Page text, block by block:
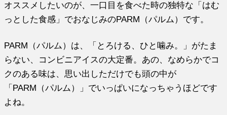
オススメしたいのが、一口目を食べた時の独特な「はむ
っとした食感」でおなじみのPARM（パルム）です。
PARM（パルム）は、「とろける、ひと噛み。」がたま
らない、コンビニアイスの大定番。あの、なめらかでコ
クのある味は、思い出しただけでも頭の中が
「PARM（パルム）」でいっぱいになっちゃうほどです
よね。